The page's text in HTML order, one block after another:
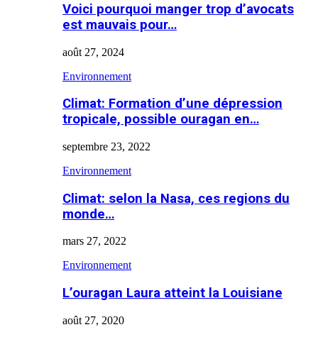
Voici pourquoi manger trop d’avocats
est mauvais pour…
août 27, 2024
Environnement
Climat: Formation d’une dépression
tropicale, possible ouragan en…
septembre 23, 2022
Environnement
Climat: selon la Nasa, ces regions du
monde…
mars 27, 2022
Environnement
L’ouragan Laura atteint la Louisiane
août 27, 2020